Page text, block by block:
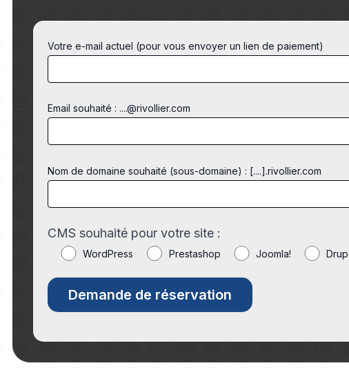
Votre e-mail actuel (pour vous envoyer un lien de paiement)
Email souhaité : ....@rivollier.com
Nom de domaine souhaité (sous-domaine) : [....].rivollier.com
CMS souhaité pour votre site :
WordPress Prestashop Joomla!